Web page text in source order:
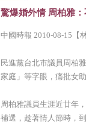
驚爆婚外情 周柏雅
中國時報 2010-08-15【
民進黨台北市議員周柏
家庭」等字眼，痛批女
周柏雅議員生涯近廿年
補選，趁著情人節時，